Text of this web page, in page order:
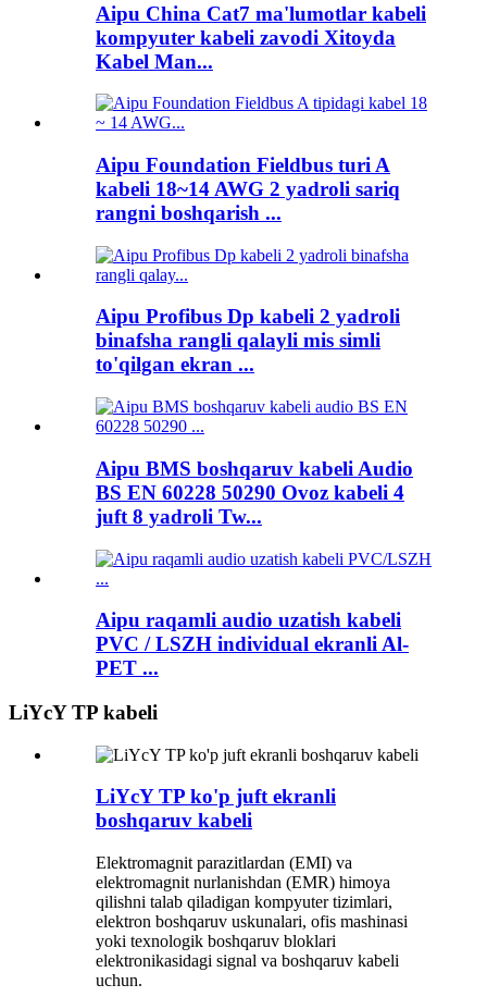
Aipu China Cat7 ma'lumotlar kabeli
kompyuter kabeli zavodi Xitoyda
Kabel Man...
Aipu Foundation Fieldbus turi A
kabeli 18~14 AWG 2 yadroli sariq
rangni boshqarish ...
Aipu Profibus Dp kabeli 2 yadroli
binafsha rangli qalayli mis simli
to'qilgan ekran ...
Aipu BMS boshqaruv kabeli Audio
BS EN 60228 50290 Ovoz kabeli 4
juft 8 yadroli Tw...
Aipu raqamli audio uzatish kabeli
PVC / LSZH individual ekranli Al-
PET ...
LiYcY TP kabeli
LiYcY TP ko'p juft ekranli
boshqaruv kabeli
Elektromagnit parazitlardan (EMI) va
elektromagnit nurlanishdan (EMR) himoya
qilishni talab qiladigan kompyuter tizimlari,
elektron boshqaruv uskunalari, ofis mashinasi
yoki texnologik boshqaruv bloklari
elektronikasidagi signal va boshqaruv kabeli
uchun.